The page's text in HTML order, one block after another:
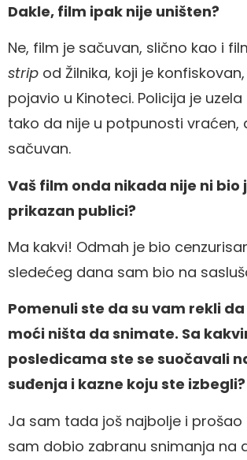
Dakle, film ipak nije uništen?
Ne, film je sačuvan, slično kao i
strip od Žilnika, koji je
pojavio u Kinoteci. Policija je
tako da nije u potpunosti vraćen,
sačuvan.
Vaš film onda nikada nije ni bio
prikazan publici?
Ma kakvi! Odmah je bio
sledećeg dana sam bio na
Pomenuli ste da su vam rekli
moći ništa da snimate. Sa
posledicama ste se suočavali
suđenja i kazne koju ste izbegli?
Ja sam tada još najbolje i prošao
sam dobio zabranu snimanja na